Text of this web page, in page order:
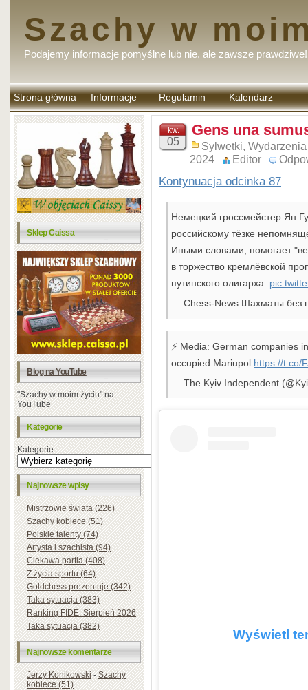
Szachy w
Podajemy informacje pomyślne lub nie, ale zawsze prawdziwe!
Strona główna Informacje Regulamin
komentarzy
Kalendarz
Sklep Caissa
Blog na YouTube
"Szachy w moim życiu" na
YouTube
Kategorie
Kategorie
Najnowsze wpisy
Mistrzowie świata (226)
Szachy kobiece (51)
Polskie talenty (74)
Artysta i szachista (94)
Ciekawa partia (408)
Z życia sportu (64)
Goldchess prezentuje (342)
Taka sytuacja (383)
Ranking FIDE: Sierpień 2026
Taka sytuacja (382)
Najnowsze komentarze
Jerzy Konikowski-Szachy
kobiece (51)
kw.
05
Gens una
Sylwetki,
2024
Editor
Kontynuacja odcinka 87
Немецкий гроссмейстер Ян
российскому тёзке
Иными словами, помогает
в торжество кремлёвской
путинского олигарха.
— Chess-News Шахматы без
⚡️ Media: German companies
occupied Mariupol. https://t.co/
— The Kyiv Independent
Wyświetl